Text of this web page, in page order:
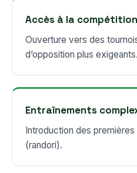
Accès à la compétition
Ouverture vers des
d’opposition plus exigeants.
Entraînements
Introduction des
(randori).